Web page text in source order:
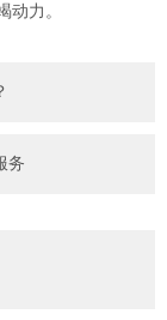
动力。
务